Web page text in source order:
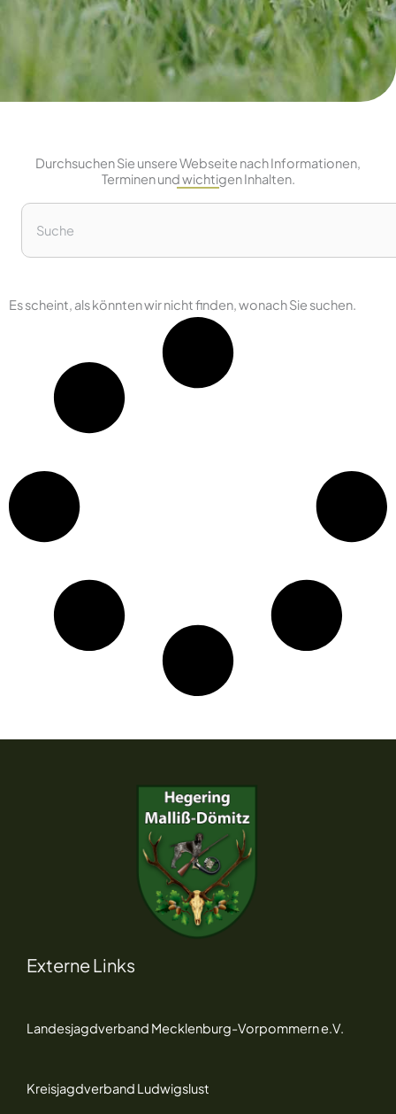
Durchsuchen Sie unsere Webseite nach Informationen,
Terminen und wichtigen Inhalten.
Suche
Es scheint, als könnten wir nicht finden, wonach Sie suchen.
Externe Links
Landesjagdverband Mecklenburg-Vorpommern e.V.
Kreisjagdverband Ludwigslust